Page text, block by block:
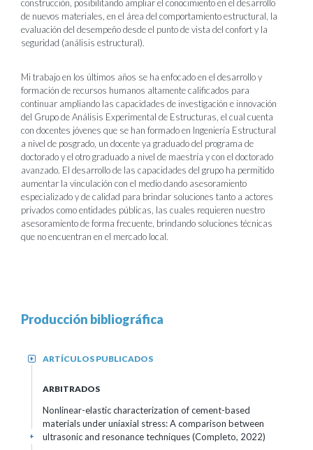
construcción, posibilitando ampliar el conocimiento en el desarrollo
de nuevos materiales, en el área del comportamiento estructural, la
evaluación del desempeño desde el punto de vista del confort y la
seguridad (análisis estructural).
Mi trabajo en los últimos años se ha enfocado en el desarrollo y
formación de recursos humanos altamente calificados para
continuar ampliando las capacidades de investigación e innovación
del Grupo de Análisis Experimental de Estructuras, el cual cuenta
con docentes jóvenes que se han formado en Ingeniería Estructural
a nivel de posgrado, un docente ya graduado del programa de
doctorado y el otro graduado a nivel de maestría y con el doctorado
avanzado. El desarrollo de las capacidades del grupo ha permitido
aumentar la vinculación con el medio dando asesoramiento
especializado y de calidad para brindar soluciones tanto a actores
privados como entidades públicas, las cuales requieren nuestro
asesoramiento de forma frecuente, brindando soluciones técnicas
que no encuentran en el mercado local.
Producción bibliográfica
ARTÍCULOS PUBLICADOS
+
ARBITRADOS
Nonlinear-elastic characterization of cement-based
materials under uniaxial stress: A comparison between
ultrasonic and resonance techniques (Completo, 2022)
+